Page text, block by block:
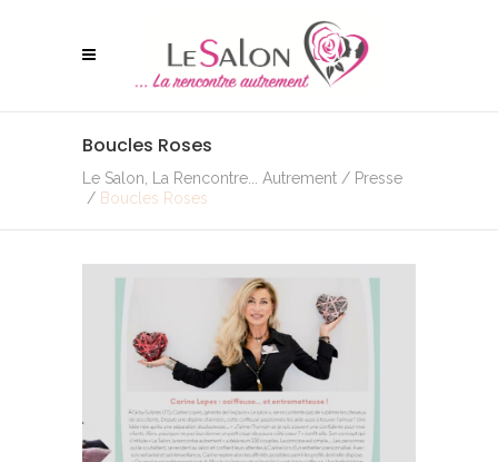
Boucles Roses
Le Salon, La Rencontre... Autrement / Presse
/ Boucles Roses